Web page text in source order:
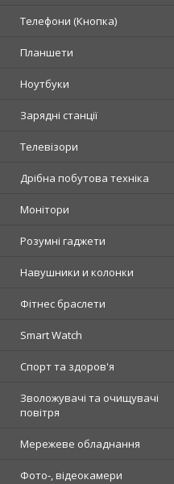
Телефони (Кнопка)
Планшети
Ноутбуки
Зарядні станції
Телевізори
Дрібна побутова техніка
Монітори
Розумні гаджети
Навушники и колонки
Фітнес браслети
Smart Watch
Спорт та здоров'я
Зволожувачі та очищувачі
повітря
Мережеве обладнання
Фото-, відеокамери